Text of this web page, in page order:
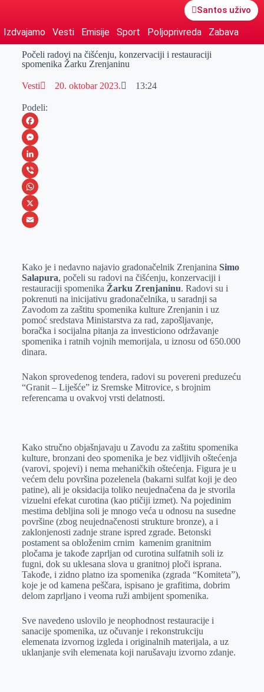
Santos uživo
Izdvajamo Vesti Emisije Sport Poljoprivreda Zabava
Počeli radovi na čišćenju, konzervaciji i restauraciji
spomenika Žarku Zrenjaninu
Vesti 20. oktobar 2023. 13:24
Podeli:
F
a
c
e
b
o
M
e
s
s
e
e
r
L
i
n
k
I
n
V
i
b
W
h
s
A
p
p
X
a
i
l
Kako je i nedavno najavio gradonačelnik Zrenjanina Simo
Salapura, počeli su radovi na čišćenju, konzervaciji i
restauraciji spomenika Žarku Zrenjaninu. Radovi su i
pokrenuti na inicijativu gradonačelnika, u saradnji sa
Zavodom za zaštitu spomenika kulture Zrenjanin i uz
pomoć sredstava Ministarstva za rad, zapošljavanje,
boračka i socijalna pitanja za investiciono održavanje
spomenika i ratnih vojnih memorijala, u iznosu od 650.000
dinara.
Nakon sprovedenog tendera, radovi su povereni preduzeću
“Granit – Liješće” iz Sremske Mitrovice, s brojnim
referencama u ovakvoj vrsti delatnosti.
Kako stručno objašnjavaju u Zavodu za zaštitu spomenika
kulture, bronzani deo spomenika je bez vidljivih oštećenja
(varovi, spojevi) i nema mehaničkih oštećenja. Figura je u
većem delu površina pozelenela (bakarni sulfat koji je deo
patine), ali je oksidacija toliko neujednačena da je stvorila
vizuelni efekat curotina (kao ptičiji izmet). Na pojedinim
mestima debljina soli je mnogo veća u odnosu na susedne
površine (zbog neujednačenosti strukture bronze), a i
zaklonjenosti zadnje strane ispred zgrade. Betonski
postament sa obloženim crnim kamenim granitnim
pločama je takođe zaprljan od curotina sulfatnih soli iz
fugni, dok su uklesana slova u granitnoj ploči isprana.
Takođe, i zidno platno iza spomenika (zgrada “Komiteta”),
koje je od kamena peščara, ispisano je grafitima, dobrim
delom zaprljano i veoma ruži ambijent spomenika.
Sve navedeno uslovilo je neophodnost restauracije i
sanacije spomenika, uz očuvanje i rekonstrukciju
elemenata izvornog izgleda i originalnih materijala, a uz
uklanjanje svih elemenata koji narušavaju izvorno zdanje.